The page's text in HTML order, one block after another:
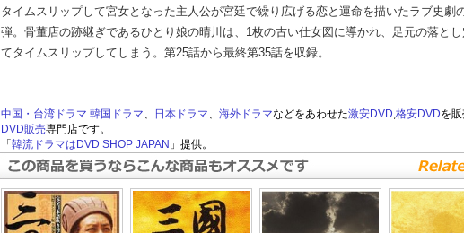
タイムスリップして宮女となった主人公が宮廷で繰り広げる恋と運命を描いたラブ史劇
弾。骨董店の跡継ぎであるひとり娘の晴川は、1枚の古い仕女図に導かれ、足元の落と
てタイムスリップしてしまう。第25話から最終第35話を収録。
中国・台湾ドラマ 韓国ドラマ、 日本ドラマ、 海外ドラマなどをあわせた激安DVD,格安DVDを
DVD販売専門店です。
「 韓流ドラマはDVD SHOP JAPAN 」提供。